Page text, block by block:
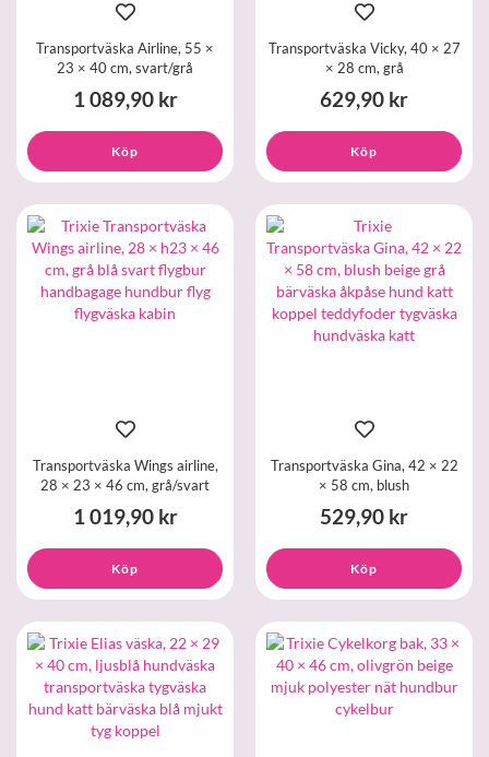
Transportväska Airline, 55 ×
23 × 40 cm, svart/grå
1 089,90 kr
Köp
Transportväska Vicky, 40 × 27
× 28 cm, grå
629,90 kr
Köp
Transportväska Wings airline,
28 × 23 × 46 cm, grå/svart
1 019,90 kr
Köp
Transportväska Gina, 42 × 22
× 58 cm, blush
529,90 kr
Köp